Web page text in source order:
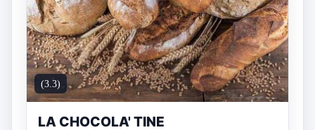
(3.3)
LA CHOCOLA' TINE